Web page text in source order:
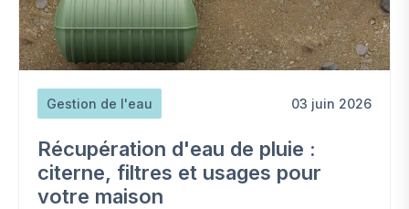
Gestion de l'eau 03 juin 2026
Récupération d'eau de pluie :
citerne, filtres et usages pour
votre maison